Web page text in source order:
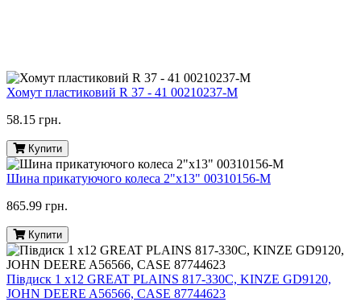
Хомут пластиковий R 37 - 41 00210237-M
58.15 грн.
Купити
Шина прикатуючого колеса 2"х13" 00310156-M
865.99 грн.
Купити
Півдиск 1 х12 GREAT PLAINS 817-330C, KINZE GD9120,
JOHN DEERE A56566, CASE 87744623